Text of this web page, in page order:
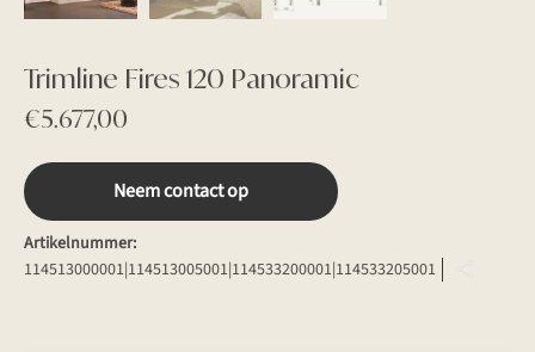
Trimline Fires 120 Panoramic
€5.677,00
Neem contact op
Artikelnummer:
114513000001|114513005001|114533200001|114533205001